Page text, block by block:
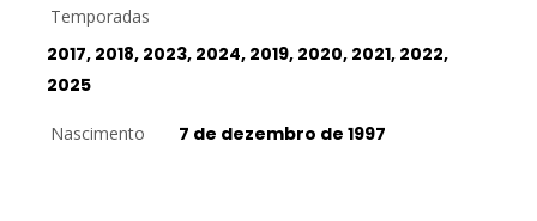
Temporadas
2017, 2018, 2023, 2024, 2019, 2020, 2021, 2022,
2025
Nascimento 7 de dezembro de 1997